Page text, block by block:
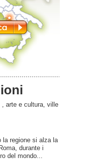
, arte e cultura, ville
la regione si alza la
durante i
del mondo...